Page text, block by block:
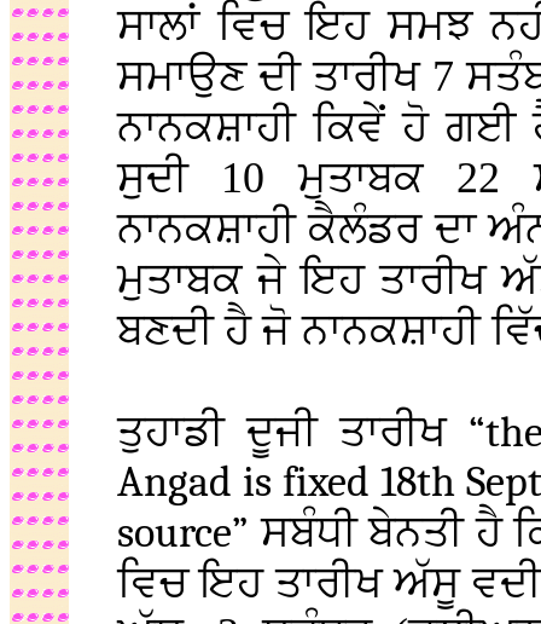
ਸਾਲਾਂ ਵਿਚ ਇਹ ਸਮਝ
ਸਮਾਉਣ ਦੀ ਤਾਰੀਖ 7
ਨਾਨਕਸ਼ਾਹੀ ਕਿਵੇਂ ਹੋ
ਸੁਦੀ 10 ਮੁਤਾਬਕ
ਨਾਨਕਸ਼ਾਹੀ ਕੈਲੰਡਰ ਦਾ
ਮੁਤਾਬਕ ਜੇ ਇਹ ਤਾਰੀਖ
ਬਣਦੀ ਹੈ ਜੋ ਨਾਨਕਸ਼ਾਹੀ
ਤੁਹਾਡੀ ਦੂਜੀ ਤਾਰੀਖ
Angad is fixed 18th
source” ਸਬੰਧੀ ਬੇਨਤੀ ਹੈ
ਵਿਚ ਇਹ ਤਾਰੀਖ ਅੱਸੂ